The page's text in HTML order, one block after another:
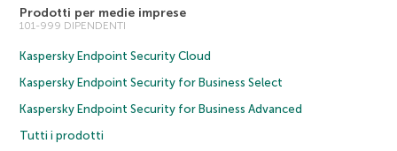
Prodotti per medie imprese
101-999 DIPENDENTI
Kaspersky Endpoint Security Cloud
Kaspersky Endpoint Security for Business Select
Kaspersky Endpoint Security for Business Advanced
Tutti i prodotti